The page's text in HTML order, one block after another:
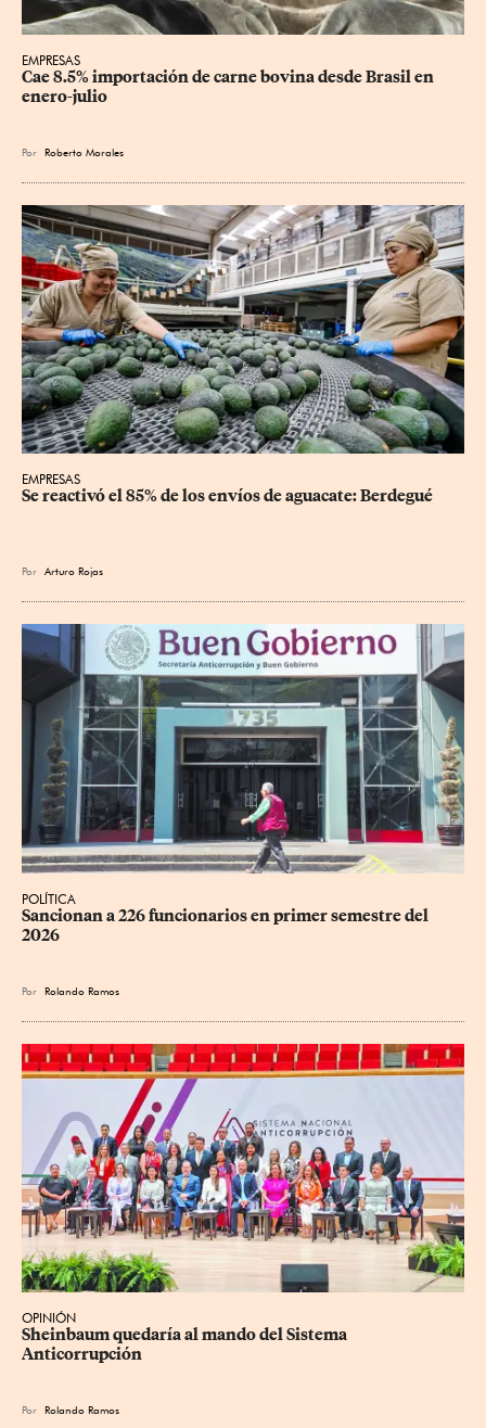
EMPRESAS
Cae 8.5% importación de carne bovina desde Brasil en
enero-julio
Por Roberto Morales
EMPRESAS
Se reactivó el 85% de los envíos de aguacate: Berdegué
Por Arturo Rojas
POLÍTICA
Sancionan a 226 funcionarios en primer semestre del
2026
Por Rolando Ramos
OPINIÓN
Sheinbaum quedaría al mando del Sistema
Anticorrupción
Por Rolando Ramos